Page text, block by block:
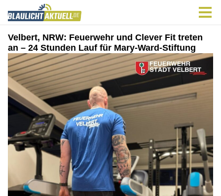
Velbert, NRW: Feuerwehr und Clever Fit treten
an – 24 Stunden Lauf für Mary-Ward-Stiftung